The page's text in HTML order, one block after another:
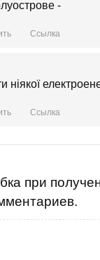
Ссылка
Ссылка
при